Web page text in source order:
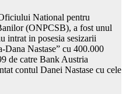
National pentru
(ONPCSB), a fost unul
intrat in posesia sesizarii
Dana Nastase” cu 400.000
de catre Bank Austria
contul Danei Nastase cu cele